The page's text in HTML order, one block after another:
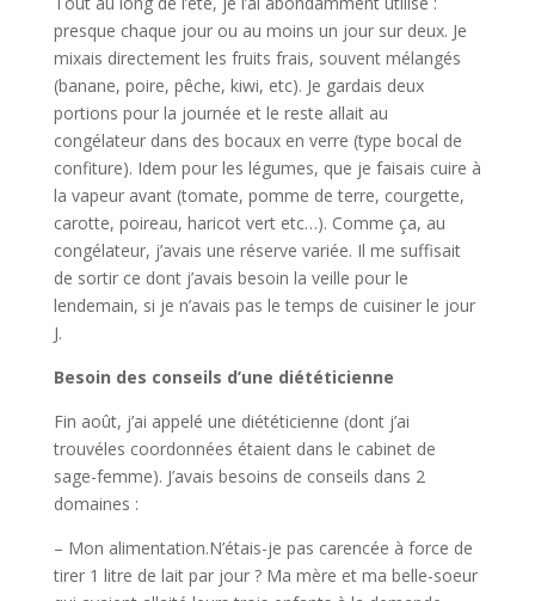
presque chaque jour ou au moins un jour sur deux. Je
mixais directement les fruits frais, souvent mélangés
(banane, poire, pêche, kiwi, etc). Je gardais deux
portions pour la journée et le reste allait au
congélateur dans des bocaux en verre (type bocal de
confiture). Idem pour les légumes, que je faisais cuire à
la vapeur avant (tomate, pomme de terre, courgette,
carotte, poireau, haricot vert etc…). Comme ça, au
congélateur, j’avais une réserve variée. Il me suffisait
de sortir ce dont j’avais besoin la veille pour le
lendemain, si je n’avais pas le temps de cuisiner le jour
J.
Besoin des conseils d’une diététicienne
Fin août, j’ai appelé une diététicienne (dont j’ai
trouvéles coordonnées étaient dans le cabinet de
sage-femme). J’avais besoins de conseils dans 2
domaines :
– Mon alimentation.N’étais-je pas carencée à force de
tirer 1 litre de lait par jour ? Ma mère et ma belle-soeur